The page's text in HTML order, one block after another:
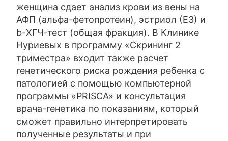
женщина сдает анализ крови из вены на
АФП (альфа-фетопротеин), эстриол (Е3) и
b-ХГЧ-тест (общая фракция). В Клинике
Нуриевых в программу «Скрининг 2
триместра» входит также расчет
генетического риска рождения ребенка с
патологией с помощью компьютерной
программы «PRISCA» и консультация
врача-генетика по показаниям, который
сможет правильно интерпретировать
полученные результаты и при